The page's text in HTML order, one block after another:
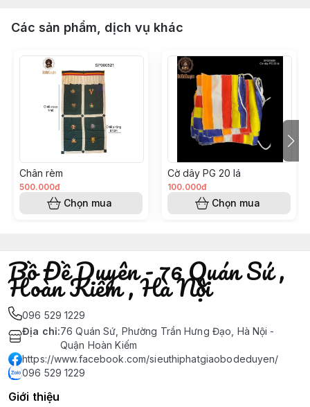
Các sản phẩm, dịch vụ khác
Chân rèm
500.000đ
Chọn mua
Cờ dây PG 20 lá
100.000đ
Chọn mua
Bồ Đề Duyên - 76 Quán Sứ ,
Hoàn Kiếm , Hà Nội
096 529 1229
Địa chỉ:76 Quán Sứ, Phường Trần Hưng Đạo, Hà Nội -
Quận Hoàn Kiếm
https://www.facebook.com/sieuthiphatgiaobodeduyen/
096 529 1229
Giới thiệu